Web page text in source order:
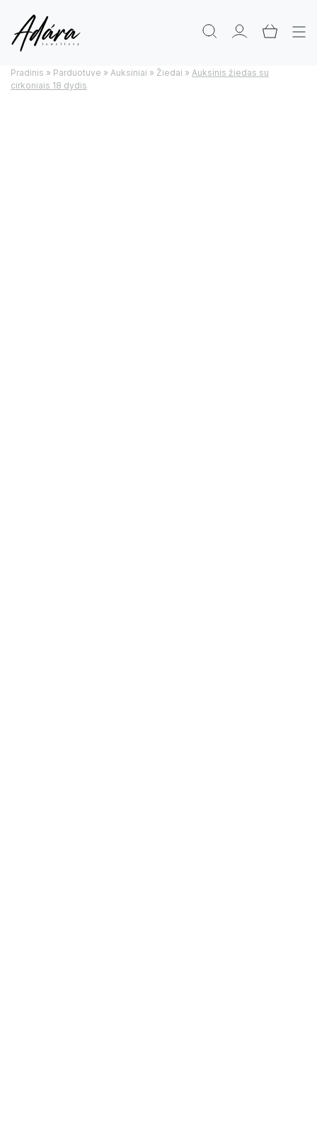
Pradinis » Parduotuve » Auksiniai » Žiedai » Auksinis žiedas su
cirkoniais 18 dydis